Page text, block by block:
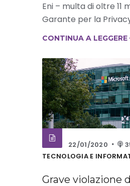
Eni – multa di oltre 11
Garante per la
CONTINUA A LEGGERE
22/01/2020
TECNOLOGIA E
Grave violazione